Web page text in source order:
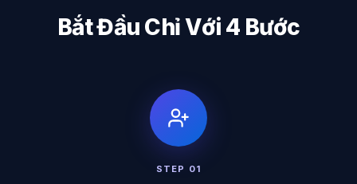
Bắt Đầu Chỉ Với 4 Bước
STEP 01